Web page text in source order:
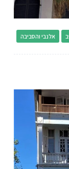
אלנבי והסביבה